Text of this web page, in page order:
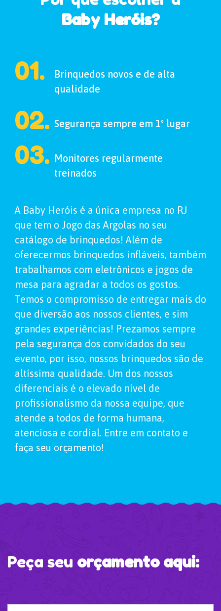
Baby Heróis?
01.
Brinquedos novos e de alta
qualidade
02. Segurança sempre em 1º lugar
03. Monitores regularmente
treinados
A Baby Heróis é a única empresa no RJ
que tem o Jogo das Argolas no seu
catálogo de brinquedos! Além de
oferecermos brinquedos infláveis, também
trabalhamos com eletrônicos e jogos de
mesa para agradar a todos os gostos.
Temos o compromisso de entregar mais do
que diversão aos nossos clientes, e sim
grandes experiências! Prezamos sempre
pela segurança dos convidados do seu
evento, por isso, nossos brinquedos são de
altíssima qualidade. Um dos nossos
diferenciais é o elevado nível de
profissionalismo da nossa equipe, que
atende a todos de forma humana,
atenciosa e cordial. Entre em contato e
faça seu orçamento!
Peça seu orçamento aqui: